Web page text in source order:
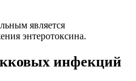
является
энтеротоксина.
инфекций